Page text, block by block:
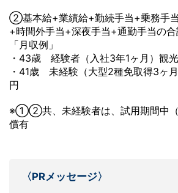
②基本給+業績給+勤続手当+乗務手
+時間外手当+深夜手当+通勤手当の
「月収例」
・43歳 経験者（入社3年1ヶ月）観
・41歳 未経験（大型2種免取得3ヶ
円
※①②共、未経験者は、試用期間中（
償有
〈PRメッセージ〉